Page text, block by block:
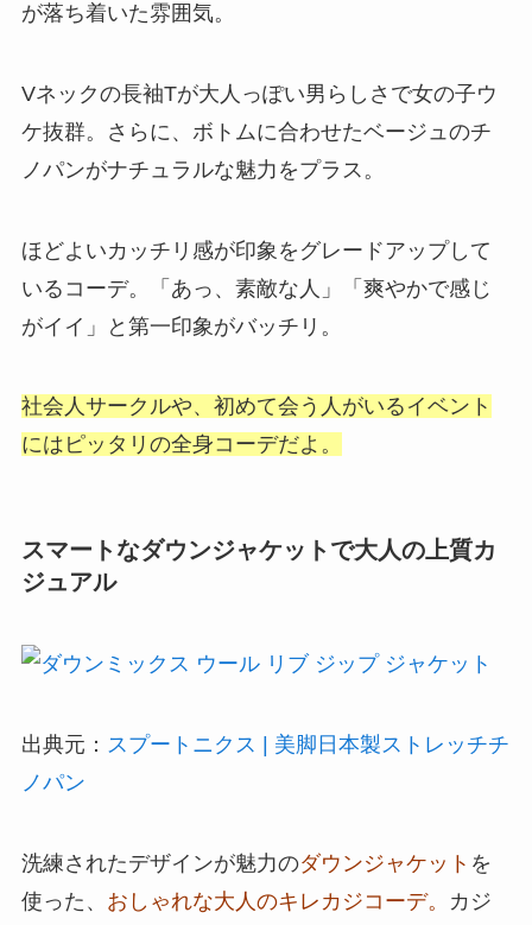
が落ち着いた雰囲気。
Vネックの長袖Tが大人っぽい男らしさで女の子ウ
ケ抜群。さらに、ボトムに合わせたベージュのチ
ノパンがナチュラルな魅力をプラス。
ほどよいカッチリ感が印象をグレードアップして
いるコーデ。「あっ、素敵な人」「爽やかで感じ
がイイ」と第一印象がバッチリ。
社会人サークルや、初めて会う人がいるイベント
にはピッタリの全身コーデだよ。
スマートなダウンジャケットで大人の上質カ
ジュアル
出典元： スプートニクス | 美脚日本製ストレッチチ
ノパン
洗練されたデザインが魅力のダウンジャケット を
使った、 おしゃれな大人のキレカジコーデ。 カジ